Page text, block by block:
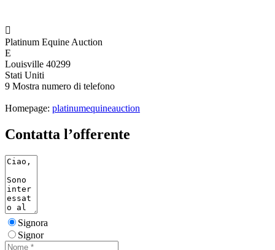

Platinum Equine Auction
E
Louisville 40299
Stati Uniti
9 Mostra numero di telefono
Homepage: platinumequineauction
Contatta l’offerente
Signora
Signor